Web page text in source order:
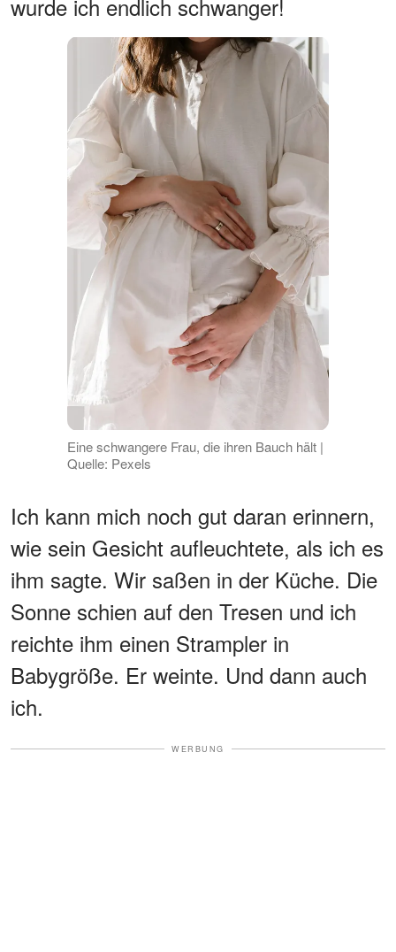
wurde ich endlich schwanger!
Eine schwangere Frau, die ihren Bauch hält |
Quelle: Pexels
Ich kann mich noch gut daran erinnern,
wie sein Gesicht aufleuchtete, als ich es
ihm sagte. Wir saßen in der Küche. Die
Sonne schien auf den Tresen und ich
reichte ihm einen Strampler in
Babygröße. Er weinte. Und dann auch
ich.
WERBUNG